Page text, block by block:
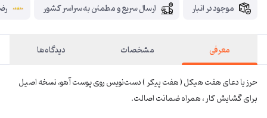
موجود در انبار ارسال سریع و مطمئن به سراسر کشور
معرفی مشخصات
دیدگاه‌ها
حرز یا دعای هفت هیکل ( هفت پیکر ) دست‌نویس روی پوست آهو، نسخه اصیل
برای گشایش کار ، همراه ضمانت اصالت.